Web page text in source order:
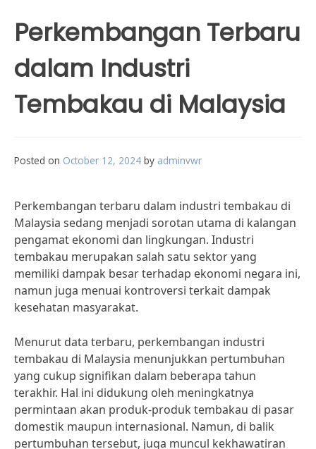
Perkembangan Terbaru
dalam Industri
Tembakau di Malaysia
Posted on October 12, 2024 by adminvwr
Perkembangan terbaru dalam industri tembakau di
Malaysia sedang menjadi sorotan utama di kalangan
pengamat ekonomi dan lingkungan. Industri
tembakau merupakan salah satu sektor yang
memiliki dampak besar terhadap ekonomi negara ini,
namun juga menuai kontroversi terkait dampak
kesehatan masyarakat.
Menurut data terbaru, perkembangan industri
tembakau di Malaysia menunjukkan pertumbuhan
yang cukup signifikan dalam beberapa tahun
terakhir. Hal ini didukung oleh meningkatnya
permintaan akan produk-produk tembakau di pasar
domestik maupun internasional. Namun, di balik
pertumbuhan tersebut, juga muncul kekhawatiran